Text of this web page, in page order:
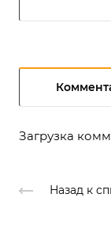
Загрузка
Назад к